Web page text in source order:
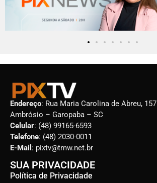
Endereço: Rua Maria Carolina de Abreu, 157
Ambrósio – Garopaba – SC
Celular: (48) 99165-6593
Telefone: (48) 2030-0011
E-Mail : pixtv@tmw.net.br
SUA PRIVACIDADE
Política de Privacidade